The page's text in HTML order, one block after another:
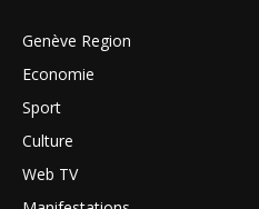
Genève Region
Economie
Sport
Culture
Web TV